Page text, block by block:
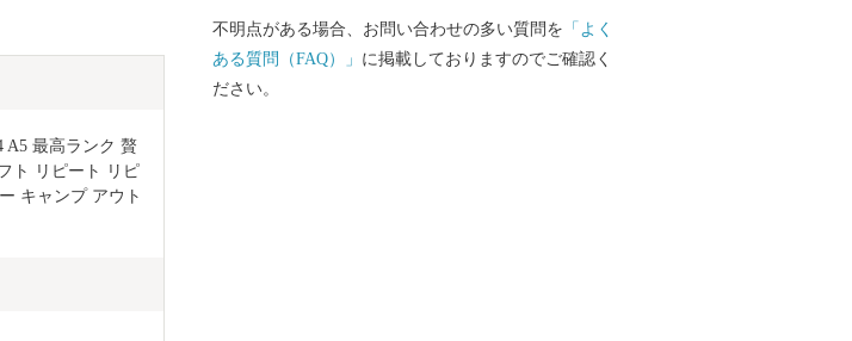
A5 最高ランク 贅
ト リピート リピ
キャンプ アウト
不明点がある場合、お問い合わせの多い質問を 「よく
ある質問（FAQ）」 に掲載しておりますのでご確認く
ださい。